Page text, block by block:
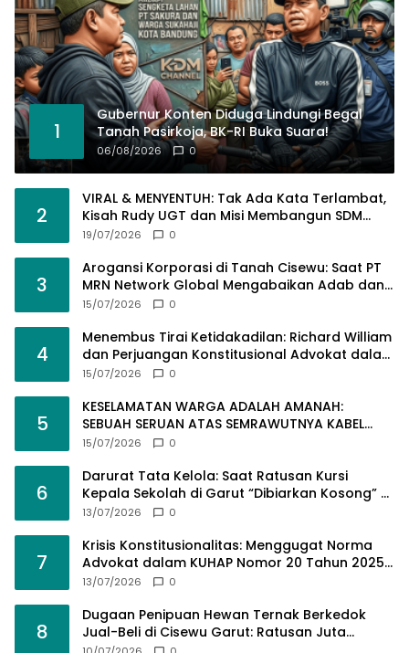
1
Gubernur Konten Diduga Lindungi Begal
Tanah Pasirkoja, BK-RI Buka Suara!
06/08/2026 0
2
VIRAL & MENYENTUH: Tak Ada Kata Terlambat,
Kisah Rudy UGT dan Misi Membangun SDM
Bangsa Lewat Kuliah Jarak Jauh
19/07/2026 0
3
Arogansi Korporasi di Tanah Cisewu: Saat PT
MRN Network Global Mengabaikan Adab dan
Hukum
15/07/2026 0
4
Menembus Tirai Ketidakadilan: Richard William
dan Perjuangan Konstitusional Advokat dalam
KUHAP Baru
15/07/2026 0
5
KESELAMATAN WARGA ADALAH AMANAH:
SEBUAH SERUAN ATAS SEMRAWUTNYA KABEL
UTILITAS
15/07/2026 0
6
Darurat Tata Kelola: Saat Ratusan Kursi
Kepala Sekolah di Garut “Dibiarkan Kosong” di
Tengah Tumpukan Guru Kompeten
13/07/2026 0
7
Krisis Konstitusionalitas: Menggugat Norma
Advokat dalam KUHAP Nomor 20 Tahun 2025
demi Keadilan yang Bermartabat
13/07/2026 0
8
Dugaan Penipuan Hewan Ternak Berkedok
Jual-Beli di Cisewu Garut: Ratusan Juta
Rupiah Raib, BK-RI Desak Polda Jabar Turun